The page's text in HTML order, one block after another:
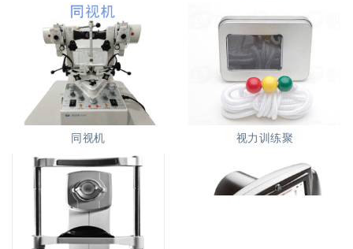
同视机 视力训练聚